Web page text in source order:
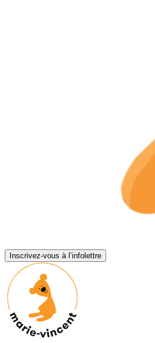
Inscrivez-vous à l’infolettre